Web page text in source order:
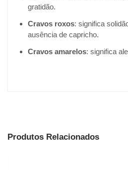
gratidão.
Cravos roxos: significa
ausência de capricho.
Cravos amarelos: significa
Produtos Relacionados